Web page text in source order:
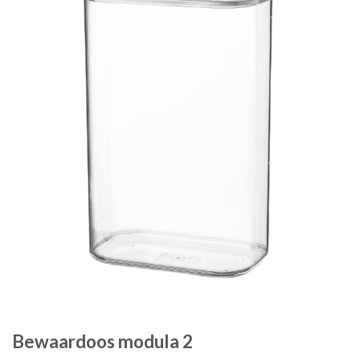
Bewaardoos modula 2